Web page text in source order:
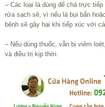
– Các loại lá dùng để chà trực
rửa sạch sẽ, vì nếu lá bụi bẩn
bệnh sẽ gây hại khi tiếp xúc với
– Nếu dùng thuốc, vẫn bị viêm
và điều trị kịp thời.